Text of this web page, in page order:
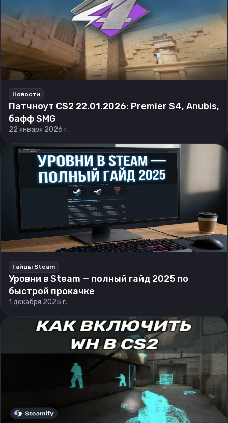
Новости
Патчноут CS2 22.01.2026: Premier S4, Anubis,
бафф SMG
22 января 2026 г.
Гайды Steam
Уровни в Steam — полный гайд 2025 по
быстрой прокачке
1 декабря 2025 г.